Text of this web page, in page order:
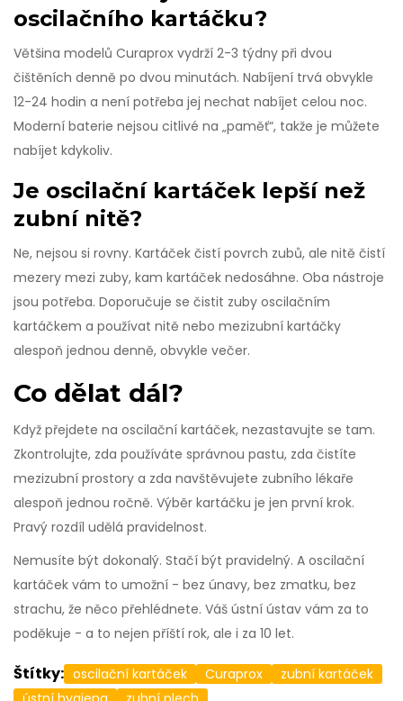
oscilačního kartáčku?
Většina modelů Curaprox vydrží 2-3 týdny při dvou
čištěních denně po dvou minutách. Nabíjení trvá obvykle
12-24 hodin a není potřeba jej nechat nabíjet celou noc.
Moderní baterie nejsou citlivé na „paměť“, takže je můžete
nabíjet kdykoliv.
Je oscilační kartáček lepší než
zubní nitě?
Ne, nejsou si rovny. Kartáček čistí povrch zubů, ale nitě čistí
mezery mezi zuby, kam kartáček nedosáhne. Oba nástroje
jsou potřeba. Doporučuje se čistit zuby oscilačním
kartáčkem a používat nitě nebo mezizubní kartáčky
alespoň jednou denně, obvykle večer.
Co dělat dál?
Když přejdete na oscilační kartáček, nezastavujte se tam.
Zkontrolujte, zda používáte správnou pastu, zda čistíte
mezizubní prostory a zda navštěvujete zubního lékaře
alespoň jednou ročně. Výběr kartáčku je jen první krok.
Pravý rozdíl udělá pravidelnost.
Nemusíte být dokonalý. Stačí být pravidelný. A oscilační
kartáček vám to umožní - bez únavy, bez zmatku, bez
strachu, že něco přehlédnete. Váš ústní ústav vám za to
poděkuje - a to nejen příští rok, ale i za 10 let.
Štítky: oscilační kartáček Curaprox
zubní kartáček